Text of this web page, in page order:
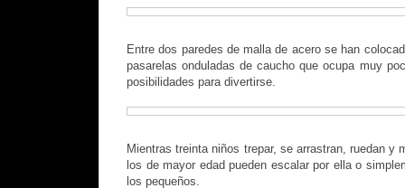
Entre dos paredes de malla de acero se han
pasarelas onduladas de caucho que ocupa muy
posibilidades para divertirse.
Mientras treinta niños trepar, se arrastran, ruedan y
los de mayor edad pueden escalar por ella o
los pequeños.